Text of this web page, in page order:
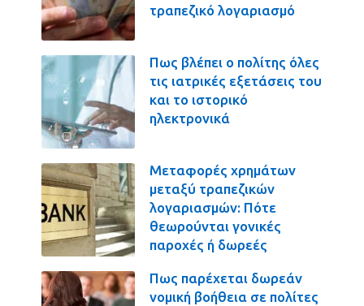
τραπεζικό λογαριασμό
Πως βλέπει ο πολίτης όλες
τις ιατρικές εξετάσεις του
και το ιστορικό
ηλεκτρονικά
Μεταφορές χρημάτων
μεταξύ τραπεζικών
λογαριασμών: Πότε
θεωρούνται γονικές
παροχές ή δωρεές
Πως παρέχεται δωρεάν
νομική βοήθεια σε πολίτες